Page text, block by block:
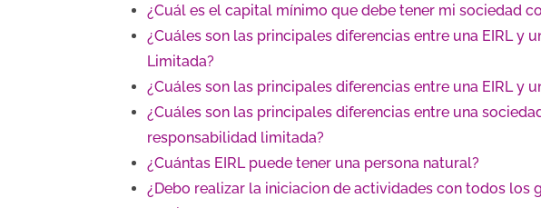
¿Cuál es el capital mínimo que debe tener mi sociedad
¿Cuáles son las principales diferencias entre una EIRL y
Limitada?
¿Cuáles son las principales diferencias entre una EIRL y
¿Cuáles son las principales diferencias entre una
responsabilidad limitada?
¿Cuántas EIRL puede tener una persona natural?
¿Debo realizar la iniciacion de actividades con todos los